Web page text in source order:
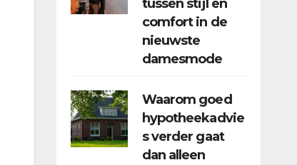
tussen stijl en
comfort in de
nieuwste
damesmode
Waarom goed
hypotheekadvie
s verder gaat
dan alleen